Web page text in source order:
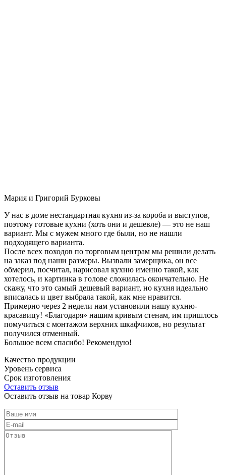
Мария и Григорий Бурковы
У нас в доме нестандартная кухня из-за короба и выступов,
поэтому готовые кухни (хоть они и дешевле) — это не наш
вариант. Мы с мужем много где были, но не нашли
подходящего варианта.
После всех походов по торговым центрам мы решили делать
на заказ под наши размеры. Вызвали замерщика, он все
обмерил, посчитал, нарисовал кухню именно такой, как
хотелось, и картинка в голове сложилась окончательно. Не
скажу, что это самый дешевый вариант, но кухня идеально
вписалась и цвет выбрала такой, как мне нравится.
Примерно через 2 недели нам установили нашу кухню-
красавицу! «Благодаря» нашим кривым стенам, им пришлось
помучиться с монтажом верхних шкафчиков, но результат
получился отменный.
Большое всем спасибо! Рекомендую!
Качество продукции
Уровень сервиса
Срок изготовления
Оставить отзыв
Оставить отзыв на товар Корву